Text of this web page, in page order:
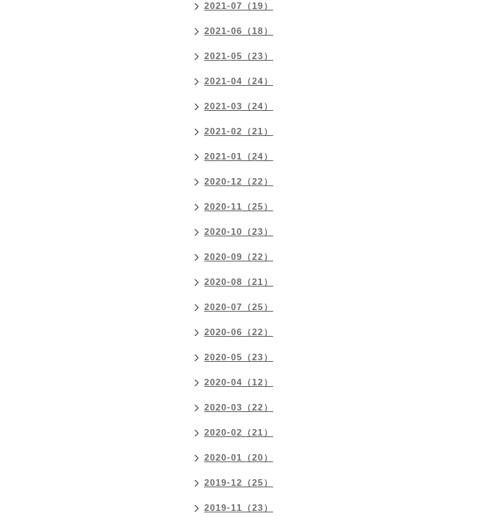
2021-07（19）
2021-06（18）
2021-05（23）
2021-04（24）
2021-03（24）
2021-02（21）
2021-01（24）
2020-12（22）
2020-11（25）
2020-10（23）
2020-09（22）
2020-08（21）
2020-07（25）
2020-06（22）
2020-05（23）
2020-04（12）
2020-03（22）
2020-02（21）
2020-01（20）
2019-12（25）
2019-11（23）